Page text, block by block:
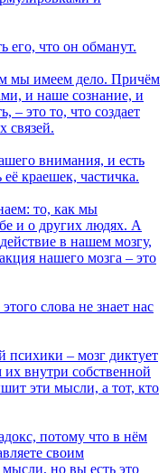
его, что он обманут.
мы имеем дело. Причём
и наше сознание, и
– это то, что создает
связей.
внимания, и есть
краешек, частичка.
то, как мы
и о других людях. А
в нашем мозгу,
нашего мозга – это
слова не знает нас
психики – мозг диктует
внутри собственной
эти мысли, а тот, кто
потому что в нём
своим
но вы есть это